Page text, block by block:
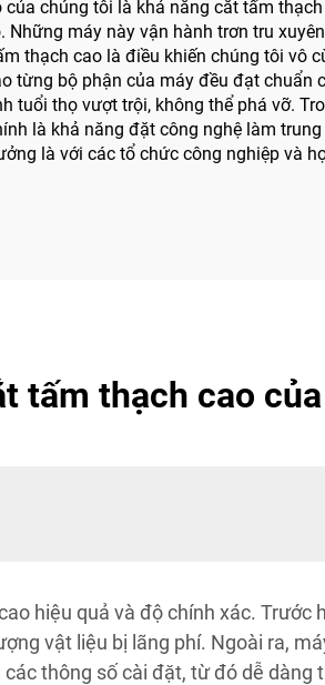
chúng tôi là khả năng cắt tấm
máy này vận hành trơn tru
thạch cao là điều khiến chúng tôi vô
bộ phận của máy đều đạt chuẩn
thọ vượt trội, không thể phá vỡ.
là khả năng đặt công nghệ làm
là với các tổ chức công nghiệp và
tấm thạch cao
hiệu quả và độ chính xác. Trước
vật liệu bị lãng phí. Ngoài ra,
thông số cài đặt, từ đó dễ dàng